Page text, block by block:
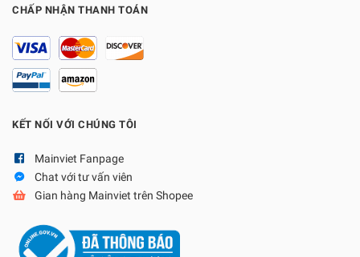
CHẤP NHẬN THANH TOÁN
KẾT NỐI VỚI CHÚNG TÔI
Mainviet Fanpage
Chat với tư vấn viên
Gian hàng Mainviet trên Shopee